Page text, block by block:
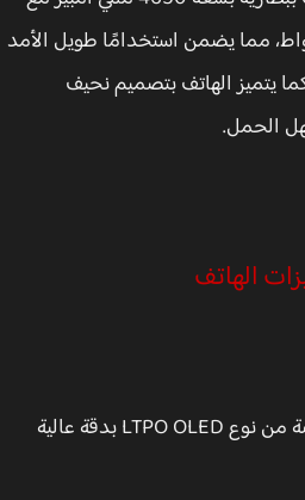
السريع بقوة 21 واط، مما يضمن استخدامًا طويل الأمد
الهاتف بتصميم نحيف
الهاتف
- شاشة داخلية كبيرة: 8.0 بوصة من نوع LTPO OLED بدقة عالية